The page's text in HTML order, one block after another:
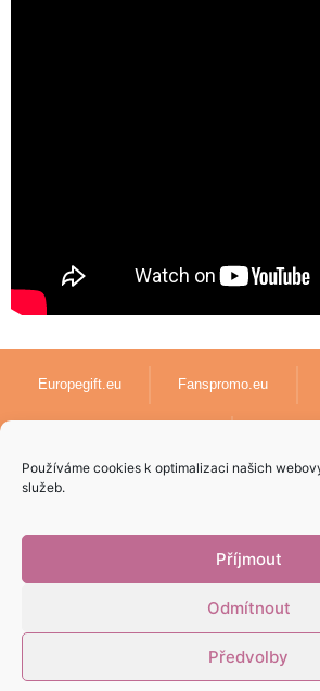
Používáme cookies k optimalizaci našich
služeb.
Příjmout
Odmítnout
Předvolby
Europegift.eu Fanspromo.eu
v spolupráci sAdenCZ
vyhradené